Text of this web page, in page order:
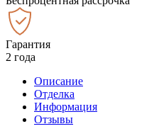
Гарантия
2 года
Описание
Отделка
Информация
Отзывы